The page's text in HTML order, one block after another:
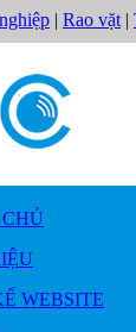
| Rao vặt |
WEBSITE